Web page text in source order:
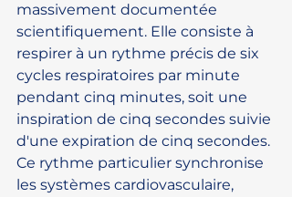
massivement documentée
scientifiquement. Elle consiste à
respirer à un rythme précis de six
cycles respiratoires par minute
pendant cinq minutes, soit une
inspiration de cinq secondes suivie
d'une expiration de cinq secondes.
Ce rythme particulier synchronise
les systèmes cardiovasculaire,